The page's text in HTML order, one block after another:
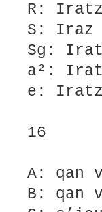
R: Iratz
S: Iraz
Sg:
a²:
e: Iratz
16
A: qan
B: qan